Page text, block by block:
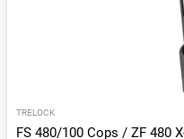
TRELOCK
FS 480/100 Cops / ZF 480